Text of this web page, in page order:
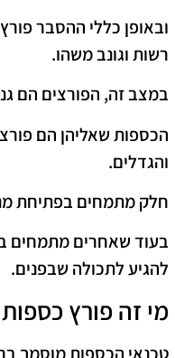
ובאופן כללי ההסבר
רשות וגונב משהו.
במצב זה, הפורצים הם
הכספות שאליהן הם
והגדלים.
חלק מתמחים בפתיחת
בעוד שאחרים מתמחים
להגיע לתכולה שבפנים.
מי זה פורץ כספות
טכנאי הכספות מוסמך